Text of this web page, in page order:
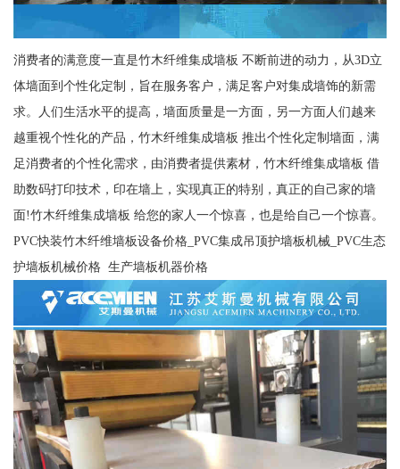
消费者的满意度一直是竹木纤维集成墙板 不断前进的动力，从3D立
体墙面到个性化定制，旨在服务客户，满足客户对集成墙饰的新需
求。人们生活水平的提高，墙面质量是一方面，另一方面人们越来
越重视个性化的产品，竹木纤维集成墙板 推出个性化定制墙面，满
足消费者的个性化需求，由消费者提供素材，竹木纤维集成墙板 借
助数码打印技术，印在墙上，实现真正的特别，真正的自己家的墙
面!竹木纤维集成墙板 给您的家人一个惊喜，也是给自己一个惊喜。
PVC快装竹木纤维墙板设备价格_PVC集成吊顶护墙板机械_PVC生态
护墙板机械价格 生产墙板机器价格